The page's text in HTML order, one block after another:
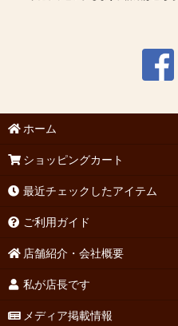
ホーム
ショッピングカート
最近チェックしたアイテム
ご利用ガイド
店舗紹介・会社概要
私が店長です
メディア掲載情報